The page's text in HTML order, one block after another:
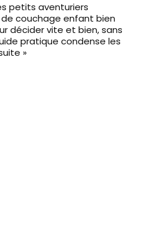
petits aventuriers
couchage enfant bien
décider vite et bien, sans
pratique condense les
»